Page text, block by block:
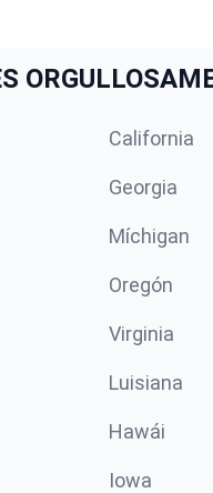
California
Georgia
Míchigan
Oregón
Virginia
Luisiana
Hawái
Iowa